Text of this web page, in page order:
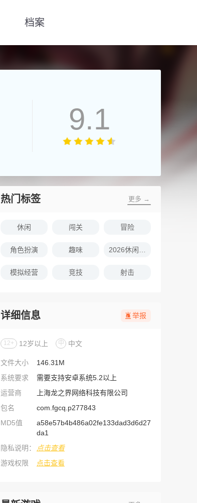
档案
9.1
热门标签 更多 →
休闲 闯关 冒险
角色扮演 趣味
模拟经营 竞技 射击
详细信息 举报
12+ 12岁以上 中 中文
文件大小
146.31M
系统要求
需要支持安卓系统5.2以上
运营商
上海龙之界网络科技有限公司
包名
com.fgcq.p277843
MD5值
a58e57b4b486a02fe133dad3d6d27
da1
隐私说明：
点击查看
游戏权限
点击查看